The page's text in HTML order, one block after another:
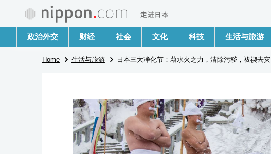
政治外交 财经 社会 文化 科技 生活与旅游
Home 生活与旅游 日本三大净化节：藉水火之力，清除污秽，祓禊去灾